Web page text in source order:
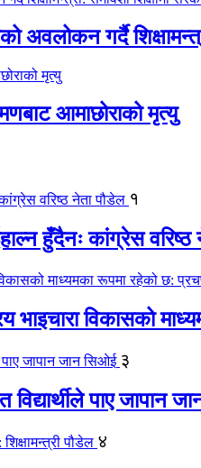
अवलोकन गर्दै
आमाछोराको मृत्यु
१
हुँदैनः कांग्रेस वरिष्ठ
भाइचारा विकासको
३
पाए जापान
४